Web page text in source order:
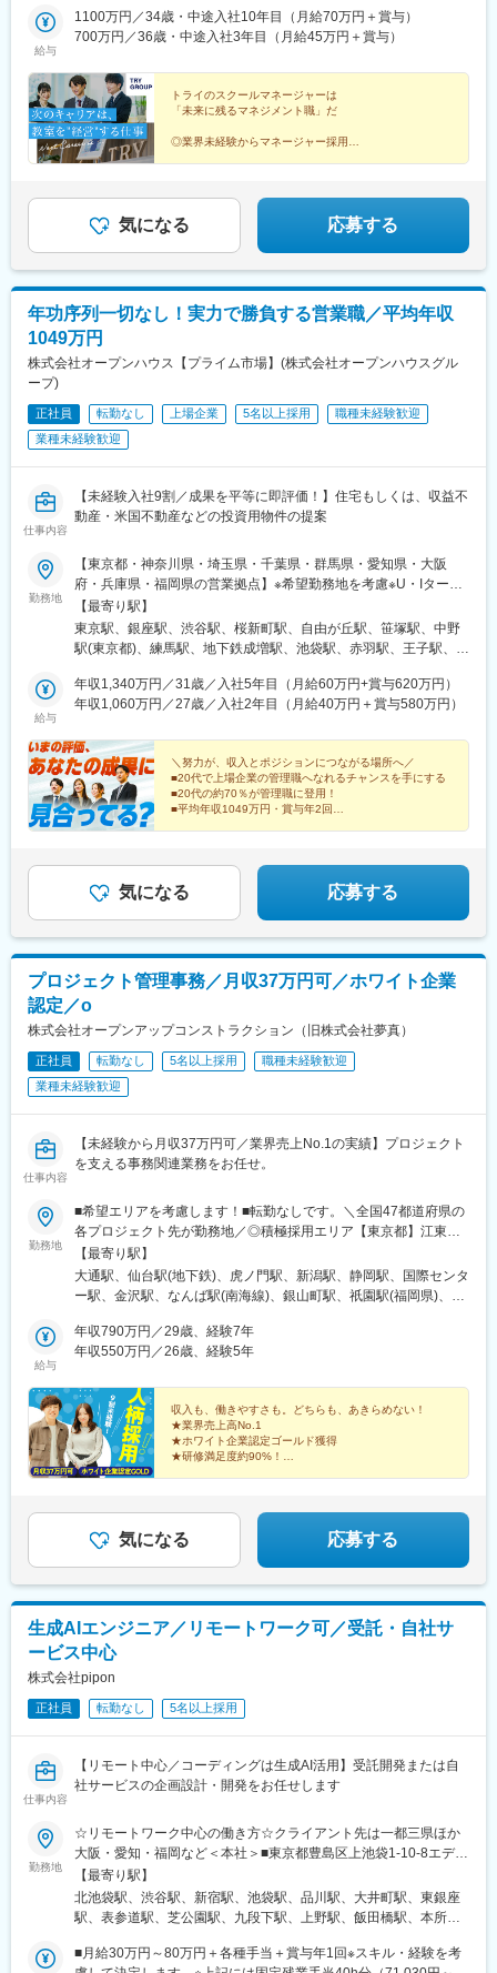
県・愛知県・三重県■関西■京都府・大阪府・滋賀県・兵庫県・奈
良県・和歌山県■中国■鳥取県・島根県・岡山県・広島県・山口県
長崎県・大分県・熊本県・宮崎県・鹿児島県・沖縄県【受動喫煙
対策】教室内全面禁煙【あなたの好きな街で働けます】全国どこ
でも、あなたの好きな街で働けます。また、転勤は「希望制」で
す。「地域限定社員」として、都道府県をまたぐ転勤がない働き
方も選べるため、あなたの理想のライフスタイルに合った働き方
す。詳細は別途お問い合わせください。
丁駅、長町南駅、富沢駅、南仙台駅、古川駅、筒井駅(青森県)、上
盛岡駅、秋田駅、山形駅、郡山駅(福島県)、研究学園駅、土浦駅、
駅、熊谷駅、北与野駅、せんげん台駅、稲毛海岸駅、成田駅、本
八幡駅(都営線)、行徳駅、津田沼駅、京成船橋駅、西船橋駅、葭川
公園駅、目白駅、巣鴨駅、中村橋駅、大泉学園駅、荻窪駅、茗荷
谷駅、月島駅、亀戸駅、京成曳舟駅、船堀駅、浅草駅(ＴＸ)、綾瀬
駅、北千住駅、葛西駅、西葛西駅、三軒茶屋駅、高田馬場駅、辻
駅、上大岡駅、横浜駅、平沼橋駅、みなとみらい駅、本郷駅(長野
県)、北長野駅、安茂里駅、篠ノ井駅、南松本駅、新潟駅、大町駅
駅、野並駅、金山駅(愛知県)、尾張一宮駅、春田駅、上飯田駅、勝
川駅、小幡駅、三郷駅(愛知県)、瀬戸口駅、藤が丘駅(愛知県)、長
久手古戦場駅、赤池駅(愛知県)、神沢駅、鳴海駅、南大高駅、有松
駅、知立駅、刈谷駅、太田川駅、前後駅、星川駅(三重県)、鈴鹿市
駅、茨木駅、枚方市駅、放出駅、四条畷駅、住道駅、千林大宮
駅、天王寺駅前駅、大阪上本町駅、新石切駅、平野駅(地下鉄)、鳳
駅、あびこ駅、武庫之荘駅、逆瀬川駅、尼崎駅(東海道本線)、夙川
根駅、大和八木駅、大元駅、高島駅(岡山県)、米子駅、山口駅(山
口県)、琴芝駅、宇部駅、緑井駅、大町駅(広島県)、県病院前駅、
島県)、呉駅、三原駅、瓦町駅、栗林公園駅、佐古駅、横河原駅、
デンテツターミナルビル前駅、下曽根駅、九州工大前駅、戸畑
駅、平和通駅、城野駅(日豊本線)、徳力公団前駅、黒崎駅前駅、折
尾駅、永犬丸駅、長者原駅、酒殿駅、福工大前駅、香椎花園前
駅、千早駅、箱崎駅、唐津駅、諏訪神社駅、肥前古賀駅、光の森
電)、上塩屋駅、滝尾駅、南宮崎駅、浦添前田駅、竜王駅、円山公
園駅、西線１４条駅、東屯田通駅、新琴似駅、長町駅、西桐生
船橋駅、京成西船駅、千葉中央駅、千石駅、富士見台駅、勝どき
駅、亀戸水神駅、曳舟駅、田原町駅(東京都)、西太子堂駅、下落合
駅、京急鶴見駅、南富山駅前駅、たけふ新駅、入江岡駅、中村日
赤駅、東別院駅、名鉄一宮駅、平安通駅、徳重駅、千林駅、天王
寺駅、谷町九丁目駅、我孫子町駅、さくら夙川駅、新在家駅、姫
駅、栗林公園北口駅、栗林駅、はりまや橋駅、小倉駅(福岡県)、城
野駅(北九州高速鉄道)、徳力嵐山口駅、黒崎駅、三ケ森駅、原町
駅、西鉄千早駅、箱崎九大前駅、新大工町駅、上熊本駅(路面電
車)、郡元駅(鹿児島市電)、谷山駅(指宿枕崎線)、ロープウェイ入口
駅、中央図書館前駅、太子堂駅、本八幡駅(総武線)、東海神駅、京
成千葉駅、東向島駅、浅草駅、国道駅、南富山駅、北府駅、森小
路駅、大阪阿部野橋駅、香櫨園駅、六甲駅、大宮駅(京都府)、西大
路三条駅、畝傍駅、宇品二丁目駅、福島町駅、蓮池町通駅、旦過
駅、西黒崎駅、伊賀駅、香椎宮前駅、箱崎宮前駅、市役所駅(長崎
県)、本妙寺入口駅、涙橋駅
給与
1100万円／34歳・中途入社10年目（月給70万円＋賞与）
700万円／36歳・中途入社3年目（月給45万円＋賞与）
トライのスクールマネージャーは
「未来に残るマネジメント職」だ
◎業界未経験からマネージャー採用
◎マーケティング、予算管理、人材開発まで幅広いスキ
ルが身に着く
気になる 応募する
年功序列一切なし！実力で勝負する営業職／平均年収
1049万円
株式会社オープンハウス【プライム市場】(株式会社オープンハウスグル
ープ)
正社員 転勤なし 上場企業 5名以上採用
職種未経験歓迎
業種未経験歓迎
仕事内容
【未経験入社9割／成果を平等に即評価！】住宅もしくは、収益不
動産・米国不動産などの投資用物件の提案
勤務地
【東京都・神奈川県・埼玉県・千葉県・群馬県・愛知県・大阪
府・兵庫県・福岡県の営業拠点】※希望勤務地を考慮※U・Iターン
歓迎＜東京・神奈川・埼玉・千葉＞丸の内、銀座、渋谷、桜新
町、自由が丘、笹塚、中野、練馬、成増、池袋、赤羽、王子、北
千住、錦糸町北、錦糸町南、金町、新小岩、西新井、西葛西、大
船、藤沢、茅ケ崎、中山、登戸、溝の口、武蔵小杉、元住吉、川
崎、綱島、鶴見、横浜、保土ヶ谷、上大岡、大宮西、大宮、浦
＜群馬＞太田＜愛知＞名駅、刈谷、浄心、高畑、大曽根、本陣、
金山、御器所、本山、新瑞橋、一宮＜大阪＞守口、豊中、高槻、
堺東、梅田、天王寺、放出＜兵庫＞岡本、西宮、六甲道＜福岡＞
天神、香椎、大橋、六本松、西新、久留米、春日原★平均年収
1,049万円20代の約70％が管理職に登用！
【最寄り駅】
東京駅、銀座駅、渋谷駅、桜新町駅、自由が丘駅、笹塚駅、中野
駅(東京都)、練馬駅、地下鉄成増駅、池袋駅、赤羽駅、王子駅、北
駅、大井町駅、蒲田駅、荻窪駅、調布駅、吉祥寺駅、府中駅(東京
都)、立川駅、町田駅、大船駅、藤沢駅、茅ケ崎駅、中山駅(神奈川
島駅、鶴見駅、横浜駅、保土ケ谷駅、上大岡駅、大宮駅(埼玉県)、
浦和駅、武蔵浦和駅、川口駅、葭川公園駅、浦安駅(千葉県)、柏
駅、本八幡駅(総武線)、船橋駅、太田駅(群馬県)、韮川駅、名古屋
駅、刈谷駅、浄心駅、高畑駅、平安通駅、本陣駅、金山駅(愛知
県)、御器所駅、本山駅(愛知県)、新瑞橋駅、尾張一宮駅、梅田駅
豊中駅、守口市駅、摂津本山駅、西宮駅、新在家駅、天神駅、香
椎駅、大橋駅(福岡県)、六本松駅、西新駅、西鉄久留米駅、春日原
駅、府中競馬正門前駅、立川北駅、富士見町駅(神奈川県)、石上
駅、京急川崎駅、向ケ丘遊園駅、溝の口駅、新丸子駅、京急鶴見
駅、神奈川駅、港南中央駅、栄町駅(千葉県)、本八幡駅(都営線)、
京成船橋駅、近鉄名古屋駅、荒子駅、大曽根駅、東別院駅、荒畑
駅、呼続駅、名鉄一宮駅、大阪梅田駅(阪神線)、天王寺駅、守口
駅、岡本駅(兵庫県)、西宮駅(ＪＲ線)、六甲道駅、西鉄福岡駅、西
鉄香椎駅、桜坂駅、春日駅(福岡県)、有楽町駅、築地市場駅、九品
幡駅、東海神駅、名鉄名古屋駅、森下駅(愛知県)、妙音通駅、西一
宮駅、大阪梅田駅(阪急線)、大阪阿部野橋駅、土居駅(大阪府)、天
給与
年収1,340万円／31歳／入社5年目（月給60万円+賞与620万円）
年収1,060万円／27歳／入社2年目（月給40万円＋賞与580万円）
＼努力が、収入とポジションにつながる場所へ／
■20代で上場企業の管理職へなれるチャンスを手にする
■20代の約70％が管理職に登用！
■平均年収1049万円・賞与年2回
気になる 応募する
プロジェクト管理事務／月収37万円可／ホワイト企業
認定／o
株式会社オープンアップコンストラクション（旧株式会社夢真）
正社員 転勤なし 5名以上採用
職種未経験歓迎
業種未経験歓迎
仕事内容
【未経験から月収37万円可／業界売上No.1の実績】プロジェクト
を支える事務関連業務をお任せ。
勤務地
■希望エリアを考慮します！■転勤なしです。＼全国47都道府県の
各プロジェクト先が勤務地／◎積極採用エリア【東京都】江東
区、渋谷区、新宿区、大田区、調布市、八王子市【神奈川県】横
浜市、川崎市、横須賀市【埼玉県】さいたま市、川口市【千葉
県】千葉市、船橋市★U・Iターン歓迎★車通勤OK（配属先によ
地もあり）★「転勤なし」を選択の際は条件などが多少変動いた
します。面接の際にご質問ください。◎本社東京都港区◎営業所
屋市大阪府大阪市広島県広島市福岡県福岡市沖縄県那覇市
【最寄り駅】
大通駅、仙台駅(地下鉄)、虎ノ門駅、新潟駅、静岡駅、国際センタ
ー駅、金沢駅、なんば駅(南海線)、銀山町駅、祇園駅(福岡県)、県
駅、代官山駅、代々木上原駅、明治神宮前駅、南新宿駅、高田馬
場駅、四ツ谷駅、新宿三丁目駅、新宿西口駅、初台駅、西新宿
町駅(東京都)、入谷駅(東京都)、蒲田駅、梅屋敷駅(東京都)、京橋
駅(東京都)、勝どき駅、八丁堀駅(東京都)、市場前駅、築地市場
駅、日本橋駅(東京都)、東陽町駅、水天宮前駅、浜町駅、内幸町
駅、新中野駅、大井町駅、五反田駅、立会川駅、大崎広小路駅、
大崎駅、北品川駅、三ツ沢下町駅、大船駅、馬車道駅、京急鶴見
台駅、横浜駅、新高島駅、関内駅、生麦駅、伊勢佐木長者町駅、
和田町駅、鷺沼駅、川崎駅、高津駅(神奈川県)、よみうりランドス
駅、大森台駅、蘇我駅、本千葉駅、葭川公園駅、浜野駅、京成船
橋駅、新船橋駅、公津の杜駅、柏駅、船橋駅、印旛日本医大駅、
印西牧の原駅、鉄道博物館駅、さいたま新都心駅、川口駅、北大
宮駅、大宮駅(埼玉県)、東大宮駅、与野本町駅、南与野駅、北本
駅、和光市駅、浦和駅、今羽駅、東宮原駅、大阪上本町駅、本町
駅、谷町四丁目駅、なんば駅(地下鉄)、大阪ビジネスパーク駅、心
斎橋駅、森ノ宮駅、長堀橋駅、近鉄日本橋駅、北浜駅(大阪府)、淀
屋橋駅、堺東駅、上野芝駅、西三荘駅、堺筋本町駅、名鉄名古屋
駅、名古屋駅、矢場町駅、久屋大通駅、神領駅、荒子川公園駅、
伏見駅(愛知県)、丸の内駅(愛知県)、栄駅(愛知県)、刈谷市駅、定
京都河原町駅、学研奈良登美ケ丘駅、烏丸駅、小倉駅(京都府)、伊
勢田駅、同志社前駅、太秦広隆寺駅、四条駅(京都市営)、ハーバー
ランド駅、三宮駅(神戸市営)、県庁前駅(兵庫県)、大倉山駅(兵庫
県)、三ノ宮駅、市民広場駅、計算科学センター駅、貿易センター
駅、灘駅、天神南駅、天神駅、平和通駅、博多駅、白木原駅、春
センター前駅、豊水すすきの駅、中央区役所前駅、東本願寺前
給与
年収790万円／29歳、経験7年
年収550万円／26歳、経験5年
収入も、働きやすさも。どちらも、あきらめない！
★業界売上高No.1
★ホワイト企業認定ゴールド獲得
★研修満足度約90%！
★資格取得支援あり！
気になる 応募する
生成AIエンジニア／リモートワーク可／受託・自社サ
ービス中心
株式会社pipon
正社員 転勤なし 5名以上採用
仕事内容
【リモート中心／コーディングは生成AI活用】受託開発または自
社サービスの企画設計・開発をお任せします
勤務地
☆リモートワーク中心の働き方☆クライアント先は一都三県ほか
大阪・愛知・福岡など＜本社＞■東京都豊島区上池袋1‐10‐8エデン
上池袋7階◇駅から徒歩5分以内◇テレワーク・在宅OK
【最寄り駅】
北池袋駅、渋谷駅、新宿駅、池袋駅、品川駅、大井町駅、東銀座
駅、表参道駅、芝公園駅、九段下駅、上野駅、飯田橋駅、本所吾
京都)、南阿佐ケ谷駅、王子駅、荒川二丁目駅、新板橋駅、練馬
■月給30万円～80万円＋各種手当＋賞与年1回※スキル・経験を考